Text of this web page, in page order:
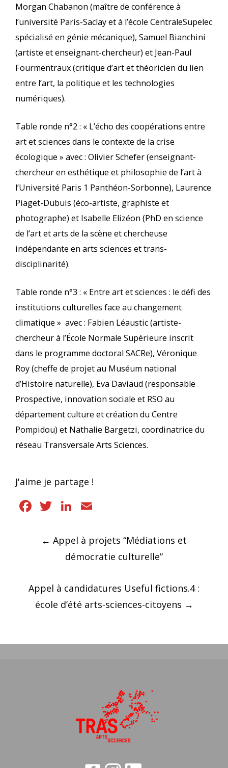
Morgan Chabanon (maître de conférence à
l’université Paris-Saclay et à l’école CentraleSupelec
spécialisé en génie mécanique), Samuel Bianchini
(artiste et enseignant-chercheur) et Jean-Paul
Fourmentraux (critique d’art et théoricien du lien
entre l’art, la politique et les technologies
numériques).
Table ronde n°2 : « L’écho des coopérations entre
art et sciences dans le contexte de la crise
écologique » avec : Olivier Schefer (enseignant-
chercheur en esthétique et philosophie de l’art à
l’Université Paris 1 Panthéon-Sorbonne), Laurence
Piaget-Dubuis (éco-artiste, graphiste et
photographe) et Isabelle Elizéon (PhD en science
de l’art et arts de la scène et chercheuse
indépendante en arts sciences et trans-
disciplinarité).
Table ronde n°3 : « Entre art et sciences : le défi des
institutions culturelles face au changement
climatique » avec : Fabien Léaustic (artiste-
chercheur à l’École Normale Supérieure inscrit
dans le programme doctoral SACRe), Véronique
Roy (cheffe de projet au Muséum national
d’Histoire naturelle), Eva Daviaud (responsable
Prospective, innovation sociale et RSO au
département culture et création du Centre
Pompidou) et Nathalie Bargetzi, coordinatrice du
réseau Transversale Arts Sciences.
J'aime je partage !
Facebook
TwitterLinkedIn
Navigation
← Appel à projets “Médiations et
démocratie culturelle”
Appel à candidatures Useful fictions.4 :
école d’été arts-sciences-citoyens →